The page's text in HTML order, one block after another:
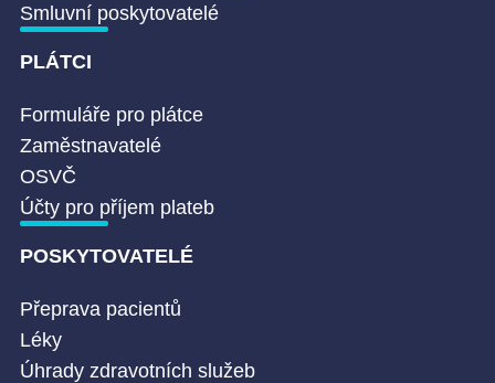
Smluvní poskytovatelé
PLÁTCI
Formuláře pro plátce
Zaměstnavatelé
OSVČ
Účty pro příjem plateb
POSKYTOVATELÉ
Přeprava pacientů
Léky
Úhrady zdravotních služeb